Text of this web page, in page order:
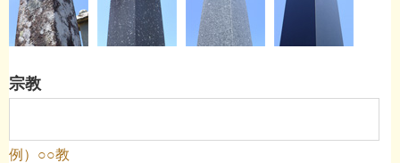
宗教
例）○○教